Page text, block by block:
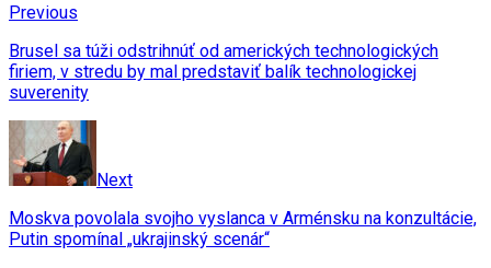
Previous
Brusel sa túži odstrihnúť od amerických technologických
firiem, v stredu by mal predstaviť balík technologickej
suverenity
Next
Moskva povolala svojho vyslanca v Arménsku na konzultácie,
Putin spomínal „ukrajinský scenár“